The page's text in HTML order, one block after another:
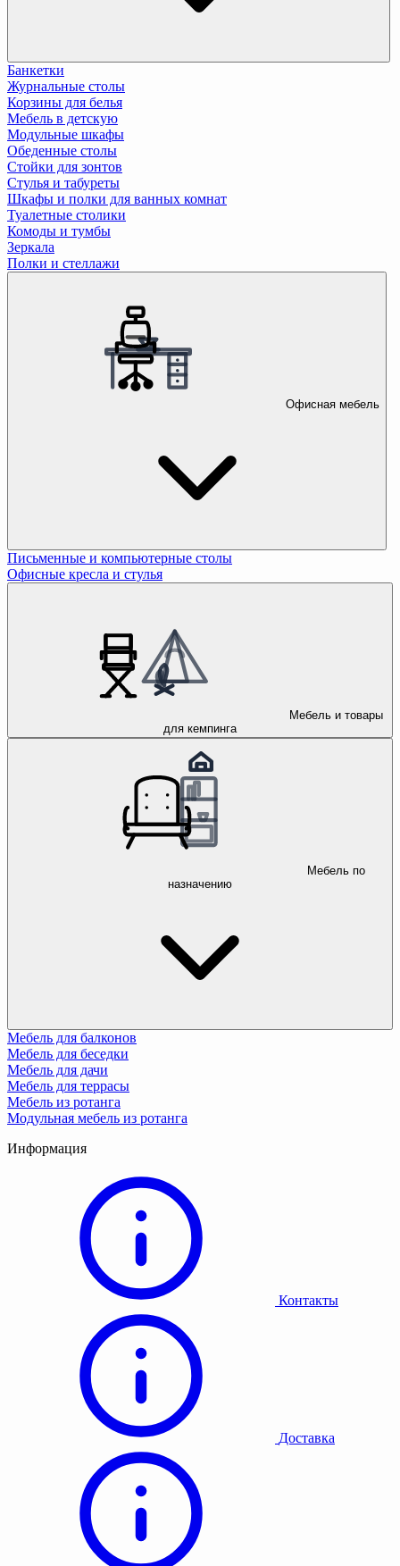
Банкетки
Журнальные столы
Корзины для белья
Мебель в детскую
Модульные шкафы
Обеденные столы
Стойки для зонтов
Стулья и табуреты
Шкафы и полки для ванных комнат
Туалетные столики
Комоды и тумбы
Зеркала
Полки и стеллажи
Офисная мебель
Письменные и компьютерные столы
Офисные кресла и стулья
Мебель и товары
для кемпинга
Мебель по
назначению
Мебель для балконов
Мебель для беседки
Мебель для дачи
Мебель для террасы
Мебель из ротанга
Модульная мебель из ротанга
Информация
Контакты
Доставка